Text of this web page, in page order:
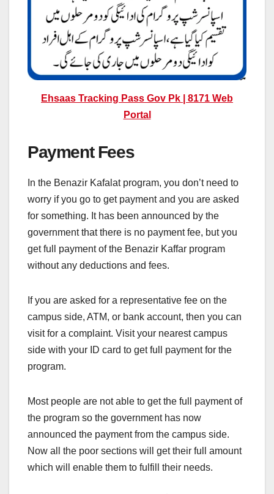
Ehsaas Tracking Pass Gov Pk | 8171 Web
Portal
Payment Fees
In the Benazir Kafalat program, you don’t need to
worry if you go to get payment and you are asked
for something. It has been announced by the
government that there is no payment fee, but you
get full payment of the Benazir Kaffar program
without any deductions and fees.
If you are asked for a representative fee on the
campus side, ATM, or bank account, then you can
visit for a complaint. Visit your nearest campus
side with your ID card to get full payment for the
program.
Most people are not able to get the full payment of
the program so the government has now
announced the payment from the campus side.
Now all the poor sections will get their full amount
which will enable them to fulfill their needs.